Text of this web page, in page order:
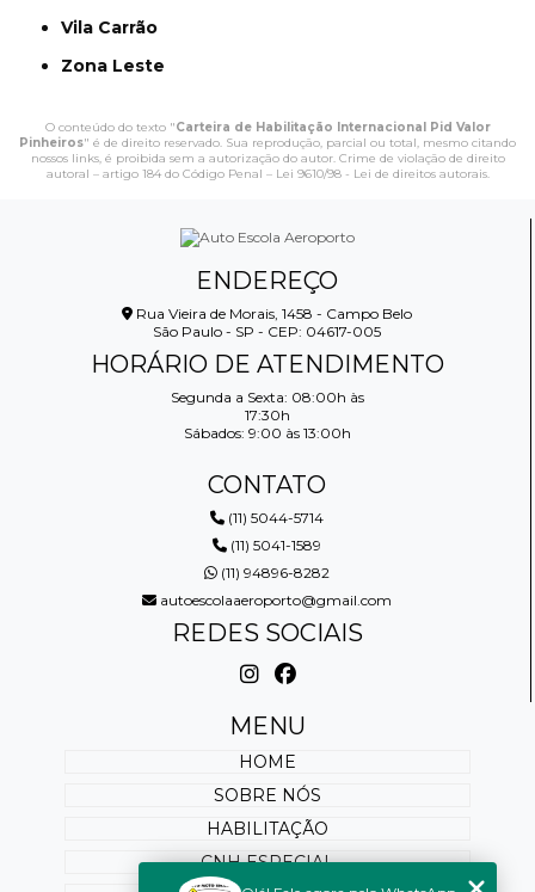
Vila Carrão
Zona Leste
O conteúdo do texto "Carteira de Habilitação Internacional Pid Valor
Pinheiros" é de direito reservado. Sua reprodução, parcial ou total, mesmo citando
nossos links, é proibida sem a autorização do autor. Crime de violação de direito
autoral – artigo 184 do Código Penal – Lei 9610/98 - Lei de direitos autorais.
ENDEREÇO
Rua Vieira de Morais, 1458 - Campo Belo
São Paulo - SP - CEP: 04617-005
HORÁRIO DE ATENDIMENTO
Segunda a Sexta: 08:00h às
17:30h
Sábados: 9:00 às 13:00h
CONTATO
(11) 5044-5714
(11) 5041-1589
(11) 94896-8282
autoescolaaeroporto@gmail.com
REDES SOCIAIS
MENU
HOME
SOBRE NÓS
HABILITAÇÃO
CNH ESPECIAL